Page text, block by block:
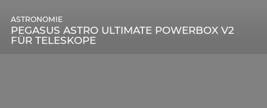
PEGASUS ASTRO ULTIMATE POWERBOX V2
FÜR TELESKOPE
ASTRONOMIE